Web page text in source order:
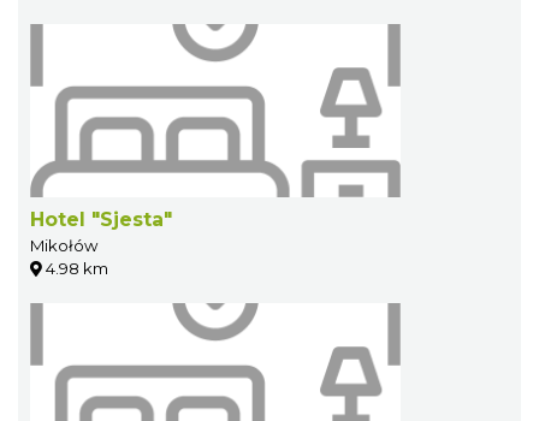
Hotel "Sjesta"
Mikołów
4.98 km